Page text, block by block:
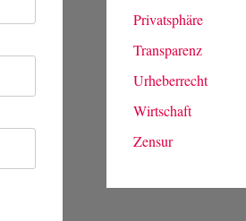
Privatsphäre
Transparenz
Urheberrecht
Wirtschaft
Zensur